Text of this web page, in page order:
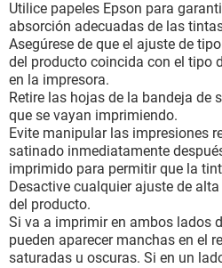
Utilice papeles Epson para
absorción adecuadas de las
Asegúrese de que el ajuste de
del producto coincida con el tipo
en la impresora.
Retire las hojas de la bandeja de
que se vayan imprimiendo.
Evite manipular las impresiones
satinado inmediatamente
imprimido para permitir que la
Desactive cualquier ajuste de
del producto.
Si va a imprimir en ambos lados
pueden aparecer manchas en el
saturadas u oscuras. Si en un